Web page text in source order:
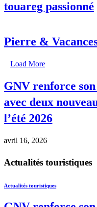
touareg passionné
Pierre &
Load More
GNV renforce
avec deux
l’été 2026
avril 16, 2026
Actualités touristiques
Actualités touristiques